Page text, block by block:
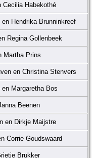
Cecilia Habekothé
Hendrika Brunninkreef
Regina Gollenbeek
Martha Prins
en Christina Stenvers
Margaretha Bos
Beenen
en Dirkje Maijstre
Corrie Goudswaard
Brukker